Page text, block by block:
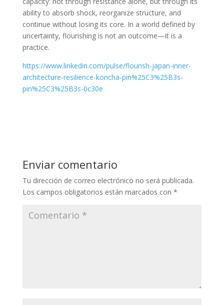
ability to absorb shock, reorganize structure, and
continue without losing its core. In a world defined by
uncertainty, flourishing is not an outcome—it is a
practice.
https://www.linkedin.com/pulse/flourish-japan-inner-
architecture-resilience-koncha-pin%25C3%25B3s-
pin%25C3%25B3s-0c30e
Enviar comentario
Tu dirección de correo electrónico no será publicada.
Los campos obligatorios están marcados con *